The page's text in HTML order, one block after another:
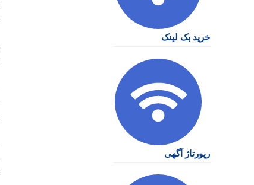
خرید بک لینک
رپورتاژ آگهی